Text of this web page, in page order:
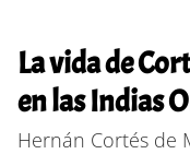
La vida de
en las Indias
Hernán Cortés de